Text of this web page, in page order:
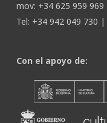
mov: +34 625 959 969
Tel: +34 942 049 730 |
Con el apoyo de: